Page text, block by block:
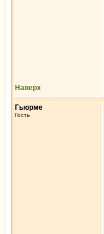
Наверх
Гьюрме
Гость